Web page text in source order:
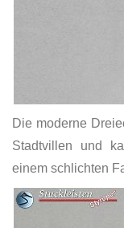
Die moderne
Stadtvillen und
einem schlichten